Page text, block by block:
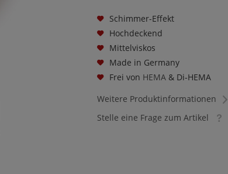
Schimmer-Effekt
Hochdeckend
Mittelviskos
Made in Germany
Frei von HEMA & Di-HEMA
Weitere Produktinformationen
Stelle eine Frage zum Artikel